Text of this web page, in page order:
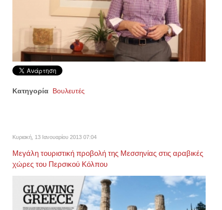
Κατηγορία Βουλευτές
Κυριακή, 13 Ιανουαρίου 2013 07:04
Μεγάλη τουριστική προβολή της Μεσσηνίας στις αραβικές
χώρες του Περσικού Κόλπου